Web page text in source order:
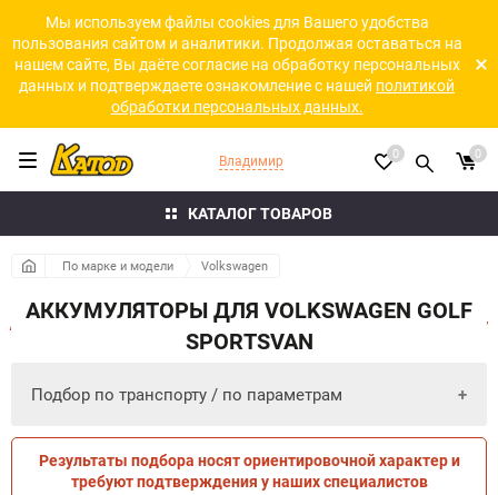
Мы используем файлы cookies для Вашего удобства
пользования сайтом и аналитики. Продолжая оставаться на
нашем сайте, Вы даёте согласие на обработку персональных
данных и подтверждаете ознакомление с нашей политикой
обработки персональных данных.
КАТАЛОГ ТОВАРОВ
Владимир 0 0
По марке и модели Volkswagen
АККУМУЛЯТОРЫ ДЛЯ VOLKSWAGEN GOLF
SPORTSVAN
Подбор по транспорту / по параметрам
ПО ТРАНСПОРТУ ПО ПАРАМЕТРАМ
Результаты подбора носят ориентировочной характер и
требуют подтверждения у наших специалистов